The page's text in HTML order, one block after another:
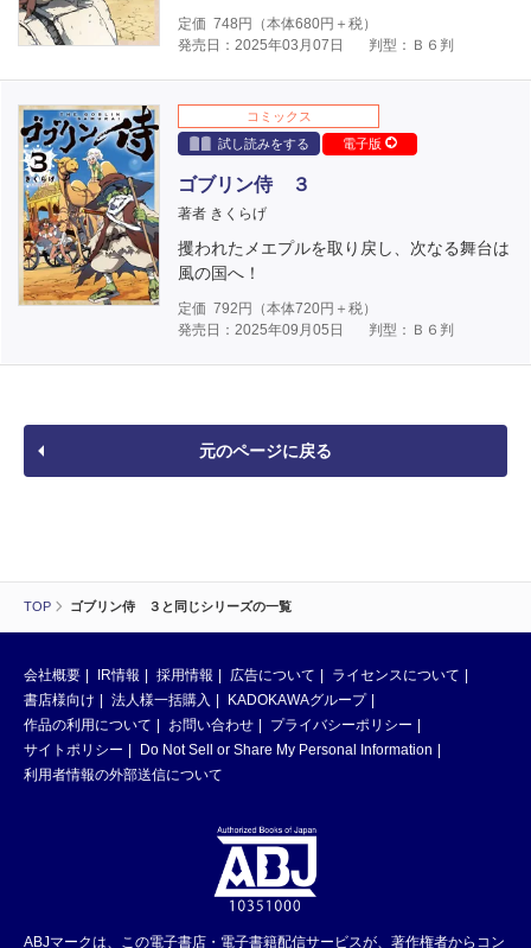
TOP ゴブリン侍 ３と同じシリーズの一覧
定価 748 円（本体680円＋税）
発売日：2025年03月07日
判型：Ｂ６判
コミックス
試し読みをする
電子版
ゴブリン侍 ３
著者 きくらげ
攫われたメエプルを取り戻し、次なる舞台は
風の国へ！
定価 792 円（本体720円＋税）
発売日：2025年09月05日
判型：Ｂ６判
元のページに戻る
会社概要 IR情報 採用情報 広告について
ライセンスについて
書店様向け
法人様一括購入
KADOKAWAグループ
作品の利用について
お問い合わせ
プライバシーポリシー
サイトポリシー
Do Not Sell or Share My Personal Information
利用者情報の外部送信について
ABJマークは、この電子書店・電子書籍配信サービスが、著作権者からコン